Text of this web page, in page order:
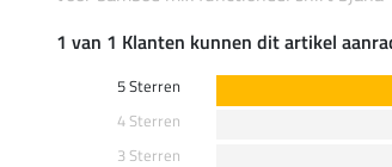
1 van 1 Klanten kunnen dit artikel
5 Sterren
4 Sterren
3 Sterren